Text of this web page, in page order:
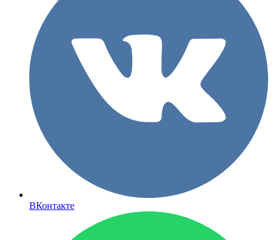
ВКонтакте